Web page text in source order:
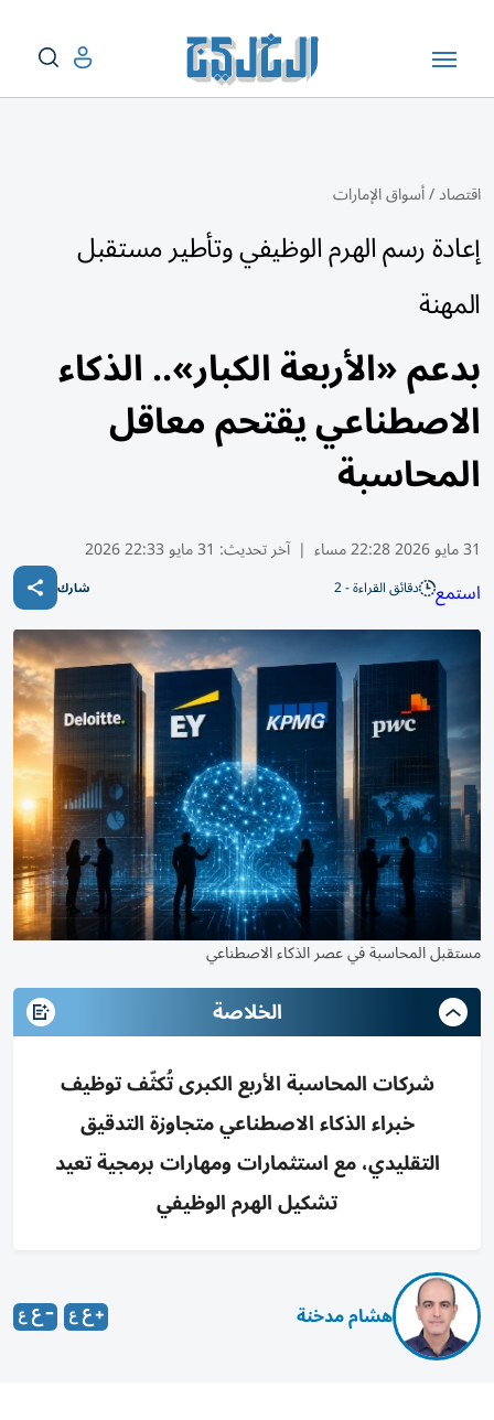
اقتصاد/أسواق الإمارات
إعادة رسم الهرم الوظيفي وتأطير مستقبل
المهنة
بدعم «الأربعة الكبار».. الذكاء
الاصطناعي يقتحم معاقل
المحاسبة
31 مايو 2026 22:28 مساء | آخر تحديث: 31 مايو 22:33 2026
استمع دقائق القراءة - 2 شارك
مستقبل المحاسبة في عصر الذكاء الاصطناعي
الخلاصة
شركات المحاسبة الأربع الكبرى تُكثّف توظيف
خبراء الذكاء الاصطناعي متجاوزة التدقيق
التقليدي، مع استثمارات ومهارات برمجية تعيد
تشكيل الهرم الوظيفي
هشام مدخنة